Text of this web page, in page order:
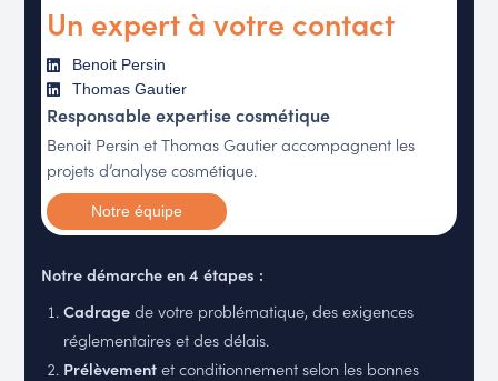
Un expert à votre contact
Benoit Persin
Thomas Gautier
Responsable expertise cosmétique
Benoit Persin et Thomas Gautier accompagnent les
projets d’analyse cosmétique.
Notre équipe
Notre démarche en 4 étapes :
Cadragede votre problématique, des exigences
réglementaires et des délais.
Prélèvementet conditionnement selon les bonnes